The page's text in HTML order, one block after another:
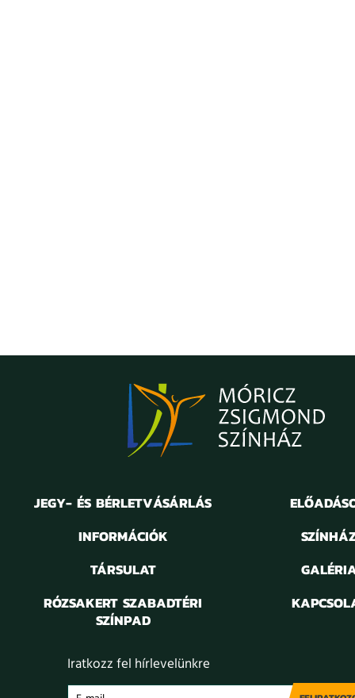
JEGY- ÉS BÉRLETVÁSÁRLÁS
INFORMÁCIÓK
TÁRSULAT
RÓZSAKERT SZABADTÉRI
SZÍNPAD
Iratkozz fel hírlevelünkre